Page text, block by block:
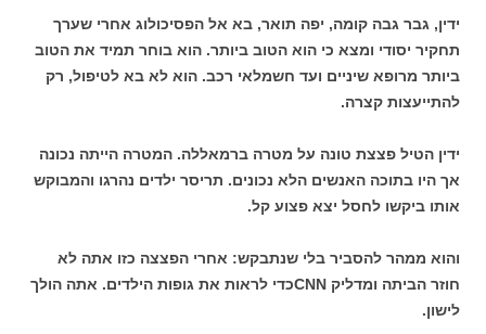
ידין, גבר גבה קומה, יפה תואר, בא אל הפסיכולוג אחרי שערך
תחקיר יסודי ומצא כי הוא הטוב ביותר. הוא בוחר תמיד את הטוב
ביותר מרופא שיניים ועד חשמלאי רכב. הוא לא בא לטיפול, רק
להתייעצות קצרה.
ידין הטיל פצצת טונה על מטרה ברמאללה. המטרה הייתה נכונה
אך היו בתוכה האנשים הלא נכונים. תריסר ילדים נהרגו והמבוקש
אותו ביקשו לחסל יצא פצוע קל.
והוא ממהר להסביר בלי שנתבקש: אחרי הפצצה כזו אתה לא
חוזר הביתה ומדליק CNNכדי לראות את גופות הילדים. אתה הולך
לישון.